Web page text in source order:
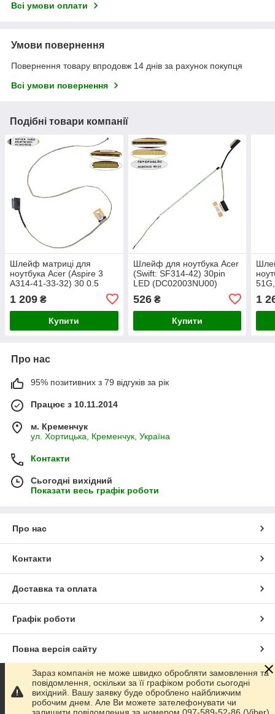
Всі умови оплати
Умови повернення
Повернення товару впродовж 14 днів за рахунок покупця
Всі умови повернення
Подібні товари компанії
Шлейф матриці для
ноутбука Acer (Aspire 3
A314-41-33-32) 30 0.5
1 209 ₴
Купити
Шлейф для ноутбука Acer
(Swift: SF314-42) 30pin
LED (DC02003NU00)
526₴
Купити
1
Про нас
95% позитивних з 79 відгуків за рік
Працює з 10.11.2014
м. Кременчук
ул. Хортицька, Кременчук, Україна
Контакти
Сьогодні вихідний
Показати весь графік роботи
Про нас
Контакти
Доставка та оплата
Графік роботи
Повна версія сайту
Сайт створено на маркетплейсіProm.ua
Політика конфіденційності
Зараз компанія не може швидко обробляти замовлення та
повідомлення, оскільки за її графіком роботи сьогодні
вихідний. Вашу заявку буде оброблено найближчим
робочим днем. Але Ви можете зателефонувати чи